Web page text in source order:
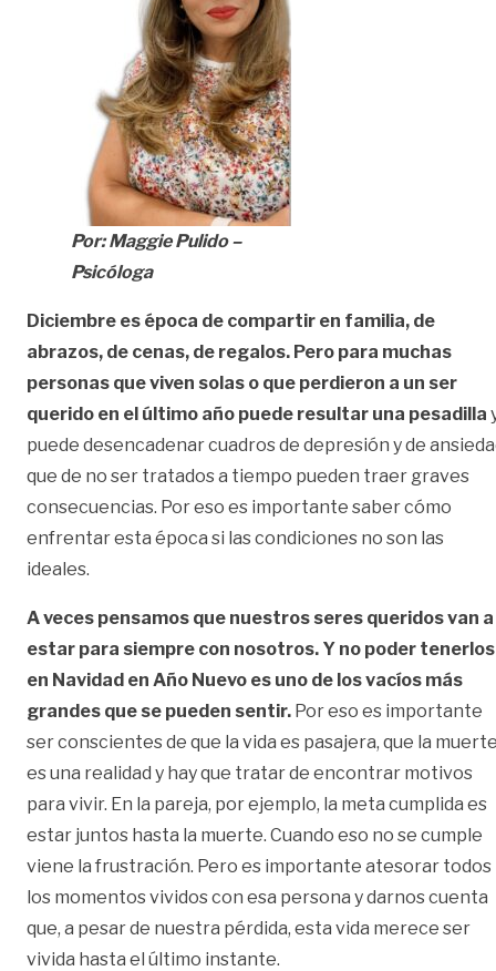
Por: Maggie Pulido –
Psicóloga
Diciembre es época de compartir en familia, de
abrazos, de cenas, de regalos. Pero para muchas
personas que viven solas o que perdieron a un ser
querido en el último año puede resultar una pesadilla
puede desencadenar cuadros de depresión y de
que de no ser tratados a tiempo pueden traer graves
consecuencias. Por eso es importante saber cómo
enfrentar esta época si las condiciones no son las
ideales.
A veces pensamos que nuestros seres queridos van a
estar para siempre con nosotros. Y no poder tenerlos
en Navidad en Año Nuevo es uno de los vacíos más
grandes que se pueden sentir. Por eso es importante
ser conscientes de que la vida es pasajera, que la
es una realidad y hay que tratar de encontrar motivos
para vivir. En la pareja, por ejemplo, la meta cumplida es
estar juntos hasta la muerte. Cuando eso no se cumple
viene la frustración. Pero es importante atesorar todos
los momentos vividos con esa persona y darnos cuenta
que, a pesar de nuestra pérdida, esta vida merece ser
vivida hasta el último instante.